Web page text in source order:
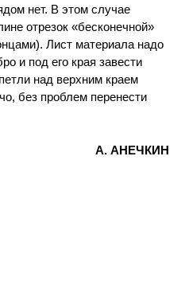
нет. В этом случае
отрезок «бесконечной»
Лист материала надо
и под его края завести
над верхним краем
без проблем перенести
А. АНЕЧКИН